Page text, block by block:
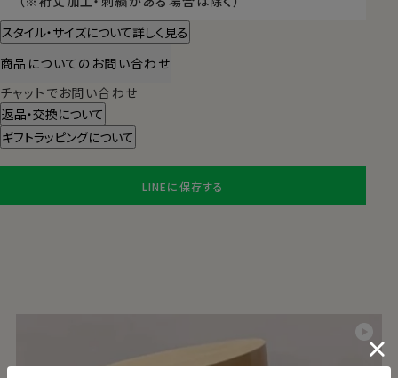
スタイル・サイズについて詳しく見る
商品についてのお問い合わせ
チャットでお問い合わせ
返品・交換について
ギフトラッピングについて
LINEに保存する